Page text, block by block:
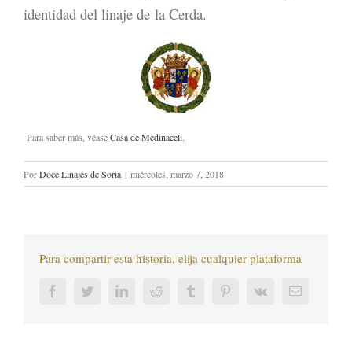
identidad del linaje de la Cerda.
Para saber más, véaseCasa de Medinaceli.
PorDoce Linajes de Soria | miércoles, marzo 7, 2018
Para compartir esta historia, elija cualquier plataforma
FacebookTwitterLinkedInReddit Tumblr PinterestVk
Correo